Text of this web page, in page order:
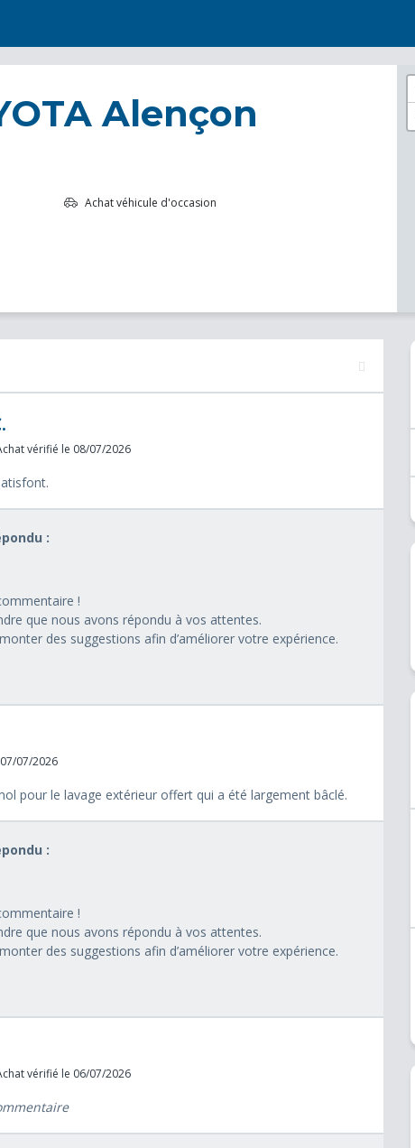
Alençon
Achat véhicule d'occasion
vérifié le 08/07/2026
:
!
que nous avons répondu à vos attentes.
des suggestions afin d’améliorer votre expérience.
07/2026
pour le lavage extérieur offert qui a été largement bâclé.
:
!
que nous avons répondu à vos attentes.
des suggestions afin d’améliorer votre expérience.
vérifié le 06/07/2026